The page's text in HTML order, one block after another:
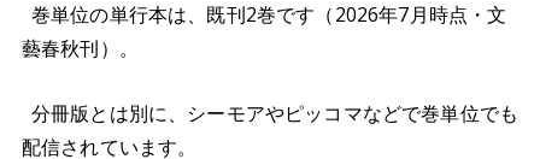
巻単位の単行本は、既刊2巻です（2026年7月時点・文
藝春秋刊）。
分冊版とは別に、シーモアやピッコマなどで巻単位でも
配信されています。